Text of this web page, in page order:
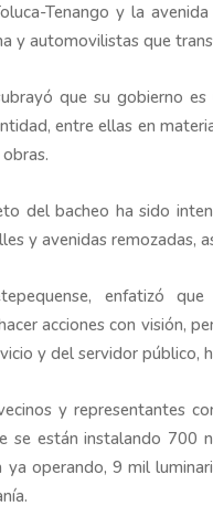
Tenango y la
y automovilistas que
que su gobierno
entre ellas en
del bacheo ha sido
y avenidas remozadas,
enfatizó
acciones con visión,
y del servidor público,
y representantes
se están instalando 700
operando, 9 mil